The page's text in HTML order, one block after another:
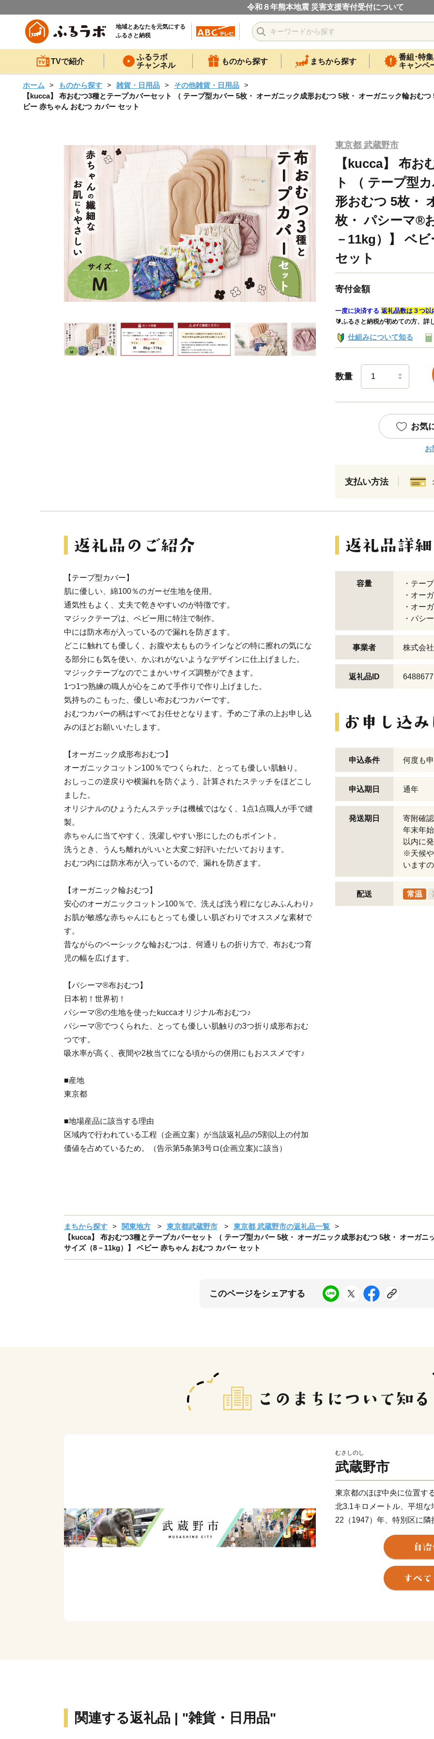
令和８年熊本地震 災害支援寄付受付について
地域とあなたを元気にする
ふるさと納税
TVで紹介
ふるラボ
チャンネル
ものから探す まちから探す
番組･特集
キャンペ
ホーム ものから探す 雑貨・日用品
その他雑貨・日用品
【kucca】 布おむつ3種とテープカバーセット （ テープ型カバー 5枚・ オーガニック成形おむつ 5枚・ オーガニック輪おむ
ビー 赤ちゃん おむつ カバー セット
東京都 武蔵野市
【kucca】 布お
ト （ テープ型
形おむつ 5枚・
枚・ パシーマ®
－11kg）】 ベ
セット
寄付金額
一度に決済する 返礼品数は３つ以
🔰ふるさと納税が初めての方、詳
仕組みについて知る
数量
お気
お
支払い方法
【テープ型カバー】
肌に優しい、綿100％のガーゼ生地を使用。
通気性もよく、丈夫で乾きやすいのが特徴です。
マジックテープは、ベビー用に特注で制作。
中には防水布が入っているので漏れを防ぎます。
どこに触れても優しく、お腹や太もものラインなどの特に擦れの気にな
る部分にも気を使い、かぶれがないようなデザインに仕上げました。
マジックテープなのでこまかいサイズ調整ができます。
1つ1つ熟練の職人が心をこめて手作りで作り上げました。
気持ちのこもった、優しい布おむつカバーです。
おむつカバーの柄はすべてお任せとなります。予めご了承の上お申し込
みのほどお願いいたします。
【オーガニック成形布おむつ】
オーガニックコットン100％でつくられた、とっても優しい肌触り。
おしっこの逆戻りや横漏れを防ぐよう、計算されたステッチをほどこし
ました。
オリジナルのひょうたんステッチは機械ではなく、1点1点職人が手で縫
製。
赤ちゃんに当てやすく、洗濯しやすい形にしたのもポイント。
洗うとき、うんち離れがいいと大変ご好評いただいております。
おむつ内には防水布が入っているので、漏れを防ぎます。
【オーガニック輪おむつ】
安心のオーガニックコットン100％で、洗えば洗う程になじみふんわり♪
お肌が敏感な赤ちゃんにもとっても優しい肌ざわりでオススメな素材で
す。
昔ながらのベーシックな輪おむつは、何通りもの折り方で、布おむつ育
児の幅を広げます。
【パシーマ®布おむつ】
日本初！世界初！
パシーマⓇの生地を使ったkuccaオリジナル布おむつ♪
パシーマⓇでつくられた、とっても優しい肌触りの3つ折り成形布おむ
つです。
吸水率が高く、夜間や2枚当てになる頃からの併用にもおススメです♪
■産地
東京都
■地場産品に該当する理由
区域内で行われている工程（企画立案）が当該返礼品の5割以上の付加
価値を占めているため。（告示第5条第3号ロ(企画立案)に該当）
容量
・テー
・オー
・オー
・パシ
事業者 株式会
返礼品ID 6488677
申込条件 何度も
申込期日 通年
発送期日
寄附確
年末年
以内に
※天候や
います
配送 常温
まちから探す 関東地方 東京都武蔵野市
東京都 武蔵野市の返礼品一覧
【kucca】 布おむつ3種とテープカバーセット （ テープ型カバー 5枚・ オーガニック成形おむつ 5枚・ オーガ
サイズ（8－11kg）】 ベビー 赤ちゃん おむつ カバー セット
このページをシェアする
むさしのし
武蔵野市
東京都のほぼ中央に位置す
北3.1キロメートル、平坦
22（1947）年、特別区に
本市は、施策の計画・展開
先駆的に取り組んできまし
長期計画(10年から12年周
政力に支えられて着実に
関連する返礼品 | "雑貨・日用品"